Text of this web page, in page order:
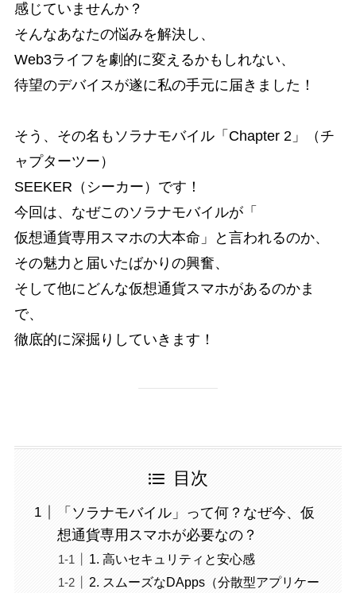
感じていませんか？
そんなあなたの悩みを解決し、
Web3ライフを劇的に変えるかもしれない、
待望のデバイスが遂に私の手元に届きました！
そう、その名もソラナモバイル「Chapter 2」（チ
ャプターツー）
SEEKER（シーカー）です！
今回は、なぜこのソラナモバイルが「
仮想通貨専用スマホの大本命」と言われるのか、
その魅力と届いたばかりの興奮、
そして他にどんな仮想通貨スマホがあるのかま
で、
徹底的に深掘りしていきます！
目次
「ソラナモバイル」って何？なぜ今、仮
想通貨専用スマホが必要なの？
1. 高いセキュリティと安心感
2. スムーズなDApps（分散型アプリケー